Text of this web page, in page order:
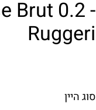
Brut 0.2 -
Ruggeri
סוג היין